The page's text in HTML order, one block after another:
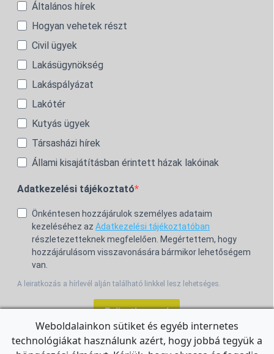
Általános hírek
Hogyan vehetek részt
Civil ügyek
Lakásügynökség
Lakáspályázat
Lakótér
Kutyás ügyek
Társasházi hírek
Állami kisajátításban érintett házak lakóinak
Adatkezelési tájékoztató
Önkéntesen hozzájárulok személyes adataim
kezeléséhez az Adatkezelési tájékoztatóban
részletezetteknek megfelelően. Megértettem, hogy
hozzájárulásom visszavonására bármikor lehetőségem
van.
A leiratkozás a hírlevél alján található linkkel lesz lehetséges.
Feliratkozom!
Weboldalainkon sütiket és egyéb internetes
technológiákat használunk azért, hogy jobbá tegyük a